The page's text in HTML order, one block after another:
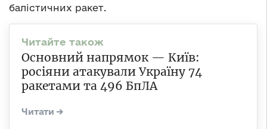
балістичних ракет.
Основний напрямок — Київ:
росіяни атакували Україну 74
ракетами та 496 БпЛА